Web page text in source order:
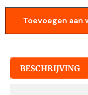
Toevoegen aan
BESCHRIJVING